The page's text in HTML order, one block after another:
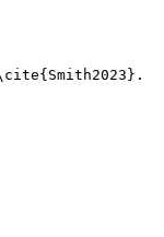
{ Smith2023 }.